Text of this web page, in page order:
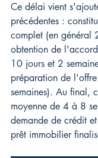
Ce délai vient
précédentes :
complet (en général
obtention de
10 jours et 2
préparation de
semaines). Au final,
moyenne de 4 à 8
demande de crédit
prêt immobilier